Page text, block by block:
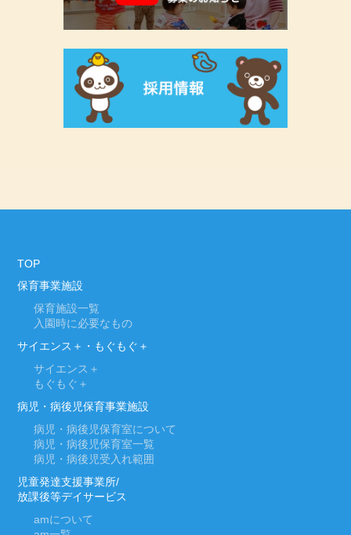
TOP
保育事業施設
保育施設一覧
入園時に必要なもの
サイエンス＋・もぐもぐ＋
サイエンス＋
もぐもぐ＋
病児・病後児保育事業施設
病児・病後児保育室について
病児・病後児保育室一覧
病児・病後児受入れ範囲
児童発達支援事業所/
放課後等デイサービス
amについて